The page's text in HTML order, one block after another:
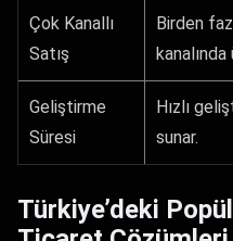
Çok Kanallı
Satış
Birden
kanalında
Geliştirme
Süresi
Hızlı
sunar.
Türkiye’deki